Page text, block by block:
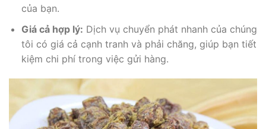
của bạn.
Giá cả hợp lý: Dịch vụ chuyển phát nhanh của chúng
tôi có giá cả cạnh tranh và phải chăng, giúp bạn tiết
kiệm chi phí trong việc gửi hàng.